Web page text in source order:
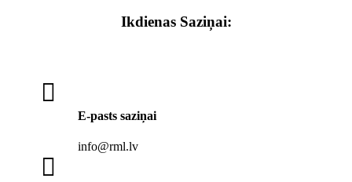
Ikdienas Saziņai:

E-pasts saziņai
info@rml.lv
